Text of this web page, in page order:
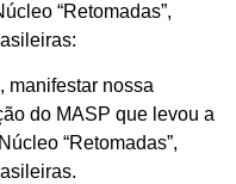
“Retomadas”,
manifestar nossa
do MASP que levou a
“Retomadas”,